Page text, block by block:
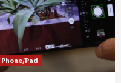
Phone/Pad